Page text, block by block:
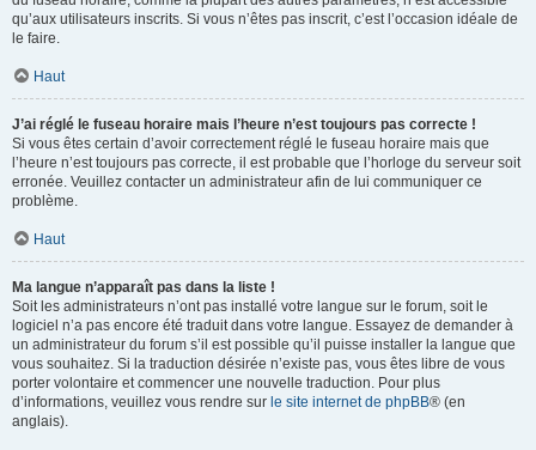
qu’aux utilisateurs inscrits. Si vous n’êtes pas inscrit, c’est l’occasion idéale de
le faire.
Haut
J’ai réglé le fuseau horaire mais l’heure n’est toujours pas correcte !
Si vous êtes certain d’avoir correctement réglé le fuseau horaire mais que
l’heure n’est toujours pas correcte, il est probable que l’horloge du serveur soit
erronée. Veuillez contacter un administrateur afin de lui communiquer ce
problème.
Haut
Ma langue n’apparaît pas dans la liste !
Soit les administrateurs n’ont pas installé votre langue sur le forum, soit le
logiciel n’a pas encore été traduit dans votre langue. Essayez de demander à
un administrateur du forum s’il est possible qu’il puisse installer la langue que
vous souhaitez. Si la traduction désirée n’existe pas, vous êtes libre de vous
porter volontaire et commencer une nouvelle traduction. Pour plus
d’informations, veuillez vous rendre sur le site internet de phpBB® (en
anglais).